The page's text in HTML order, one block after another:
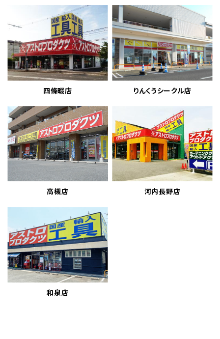
四條畷店 りんくうシークル店
高槻店 河内長野店
和泉店